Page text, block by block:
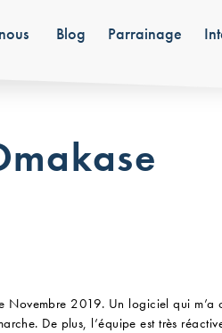
Blog Parrainage
2019. Un logiciel qui
De plus, l’équipe est très